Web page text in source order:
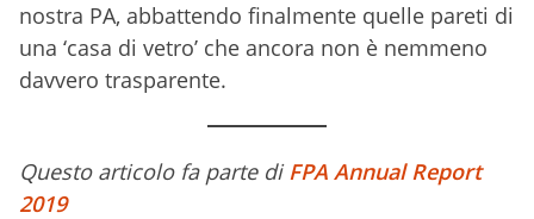
nostra PA, abbattendo finalmente quelle pareti di
una ‘casa di vetro’ che ancora non è nemmeno
davvero trasparente.
Questo articolo fa parte diFPA Annual Report
2019